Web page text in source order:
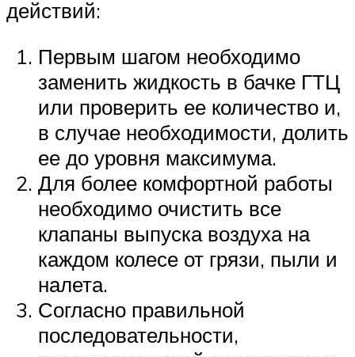
действий:
Первым шагом необходимо
заменить жидкость в бачке ГТЦ
или проверить ее количество и,
в случае необходимости, долить
ее до уровня максимума.
Для более комфортной работы
необходимо очистить все
клапаны выпуска воздуха на
каждом колесе от грязи, пыли и
налета.
Согласно правильной
последовательности,